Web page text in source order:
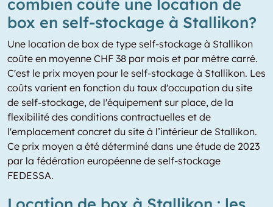
combien coûte une location de
box en self-stockage à Stallikon?
Une location de box de type self-stockage à Stallikon
coûte en moyenne CHF 38 par mois et par mètre carré.
C'est le prix moyen pour le self-stockage à Stallikon. Les
coûts varient en fonction du taux d'occupation du site
de self-stockage, de l'équipement sur place, de la
flexibilité des conditions contractuelles et de
l'emplacement concret du site à l’intérieur de Stallikon.
Ce prix moyen a été déterminé dans une étude de 2023
par la fédération européenne de self-stockage
FEDESSA.